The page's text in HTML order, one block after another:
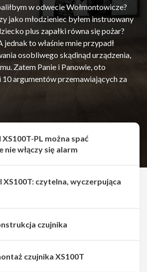
w odwecie Wołmontowicze?
jako młodzieniec byłem instruowany
plus zapałki równa się pożar?
jednak to właśnie mnie przypadł
osobliwego skądinąd urządzenia,
Zatem Panie i Panowie, oto
argumentów przemawiających za
PL można spać
nie włączy się alarm
XS100T: czytelna, wyczerpująca
czujnika
czujnika XS100T